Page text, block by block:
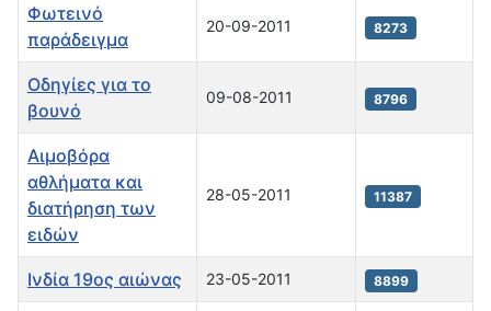
Φωτεινό
παράδειγμα
20-09-2011 8273
Οδηγίες για το
βουνό
09-08-2011 8796
Αιμοβόρα
αθλήματα και
διατήρηση των
ειδών
28-05-2011 11387
Ινδία 19ος αιώνας 23-05-2011 8899